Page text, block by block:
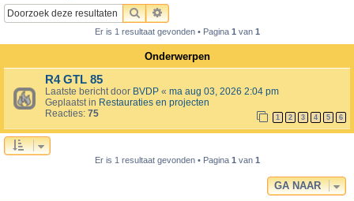
ZOEKUITGEBREID ZOEKEN
Er is 1 resultaat gevonden • Pagina 1van 1
Onderwerpen
R4 GTL 85
Laatste bericht door BVDP « ma aug 03, 2026 2:04 pm
Geplaatst in Restauraties en projecten
Reacties: 75 1 2 3 4 5 6
Er is 1 resultaat gevonden • Pagina 1van 1
GA NAAR